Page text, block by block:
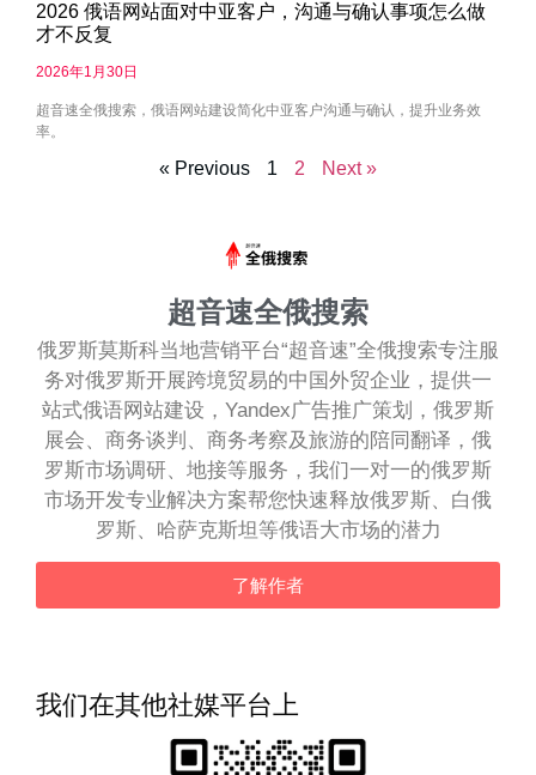
2026 俄语网站面对中亚客户，沟通与确认事项怎么做
才不反复
2026年1月30日
超音速全俄搜索，俄语网站建设简化中亚客户沟通与确认，提升业务效
率。
« Previous 1 2 Next »
超音速全俄搜索
俄罗斯莫斯科当地营销平台“超音速”全俄搜索专注服
务对俄罗斯开展跨境贸易的中国外贸企业，提供一
站式俄语网站建设，Yandex广告推广策划，俄罗斯
展会、商务谈判、商务考察及旅游的陪同翻译，俄
罗斯市场调研、地接等服务，我们一对一的俄罗斯
市场开发专业解决方案帮您快速释放俄罗斯、白俄
罗斯、哈萨克斯坦等俄语大市场的潜力
了解作者
我们在其他社媒平台上